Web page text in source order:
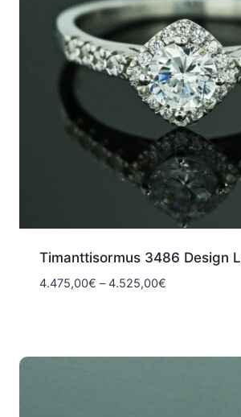
Timanttisormus 3486 Design
4.475,00€ – 4.525,00€Hintaluokka: